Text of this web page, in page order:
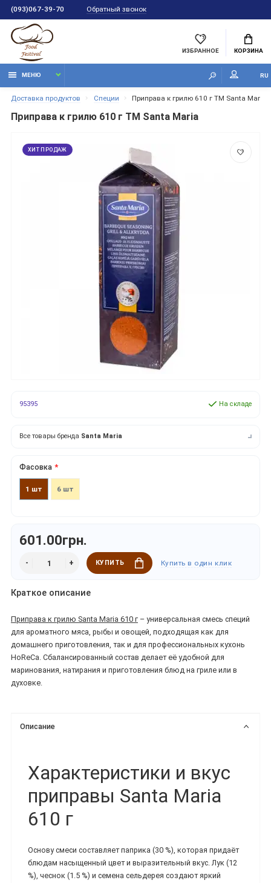
(093)067-39-70 Обратный звонок
ИЗБРАННОЕ КОРЗИНА
МЕНЮ RU
Доставка продуктов Специи Приправа к грилю 610 г ТМ Santa Maria
Приправа к грилю 610 г ТМ Santa Maria
ХИТ ПРОДАЖ
95395 На складе
Все товары бренда Santa Maria
Фасовка
1 шт 6 шт
601.00грн.
КУПИТЬ Купить в один клик
Краткое описание
Приправа к грилю Santa Maria 610 г – универсальная смесь специй
для ароматного мяса, рыбы и овощей, подходящая как для
домашнего приготовления, так и для профессиональных кухонь
HoReCa. Сбалансированный состав делает её удобной для
маринования, натирания и приготовления блюд на гриле или в
духовке.
Описание
Характеристики и вкус
приправы Santa Maria
610 г
Основу смеси составляет паприка (30 %), которая придаёт
блюдам насыщенный цвет и выразительный вкус. Лук (12
%), чеснок (1.5 %) и семена сельдерея создают яркий